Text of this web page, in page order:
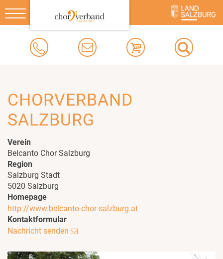
Toggle
navigation
CHORVERBAND
SALZBURG
Verein
Belcanto Chor Salzburg
Region
Salzburg Stadt
5020 Salzburg
Homepage
http://www.belcanto-chor-salzburg.at
Kontaktformular
Nachricht senden